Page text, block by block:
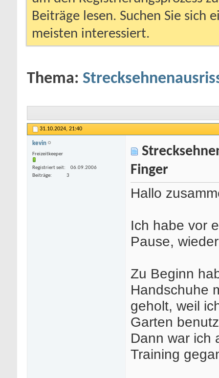
Beiträge lesen. Suchen Sie sich
meisten interessiert.
Thema:
31.10.2024, 21:40
kevin
Freizeitkeeper
Registriert seit
06.09.2006
Beiträge
3
Finger
Hallo
Ich habe vor
Pause,
Zu Beginn
Handschuhe
geholt, weil
Garten
Dann war ich
Training